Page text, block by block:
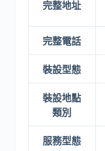
完整地址
完整電話
裝設型態
裝設地點
類別
服務型態